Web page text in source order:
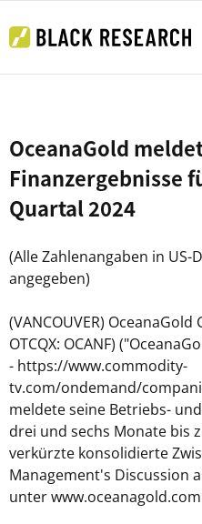
OceanaGold
Finanzergebnisse
Quartal 2024
(Alle Zahlenangaben in
angegeben)
(VANCOUVER) OceanaGold
OTCQX: OCANF)
- https://www.commodity-
tv.com/ondemand/
meldete seine Betriebs-
drei und sechs Monate bis
verkürzte konsolidierte
Management's Discussion
unter